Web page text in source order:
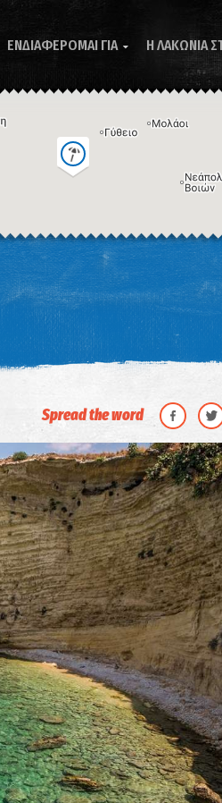
ΕΝΔΙΑΦΕΡΟΜΑΙ ΓΙΑ  Η ΛΑΚΩΝΙΑ
Spread the word